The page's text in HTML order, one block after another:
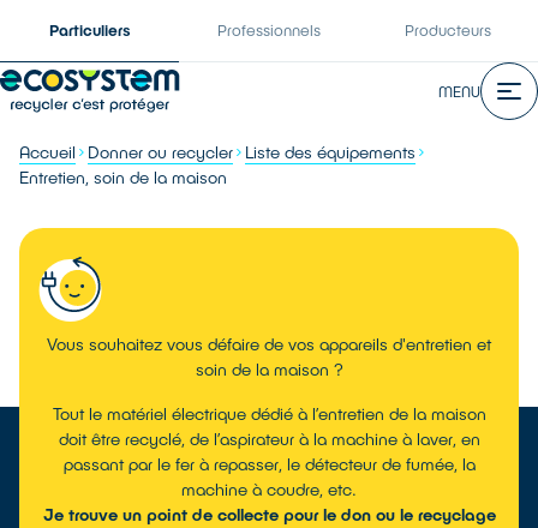
Particuliers Professionnels Producteurs
MENU
Accueil Donner ou recycler
Liste des équipements
Entretien, soin de la maison
Vous souhaitez vous défaire de vos appareils d'entretien et
soin de la maison ?
Tout le matériel électrique dédié à l’entretien de la maison
doit être recyclé, de l’aspirateur à la machine à laver, en
passant par le fer à repasser, le détecteur de fumée, la
machine à coudre, etc.
Je trouve un point de collecte pour le don ou le recyclage